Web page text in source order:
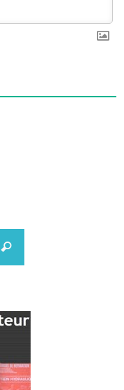
Recherche